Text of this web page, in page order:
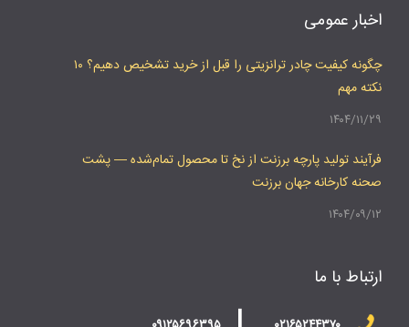
اخبار عمومی
چگونه کیفیت چادر ترانزیتی را قبل از خرید تشخیص دهیم؟ ۱۰
نکته مهم
۱۴۰۴/۱۱/۲۹
فرآیند تولید پارچه برزنت از نخ تا محصول تمام‌شده — پشت
صحنه کارخانه جهان برزنت
۱۴۰۴/۰۹/۱۲
ارتباط با ما